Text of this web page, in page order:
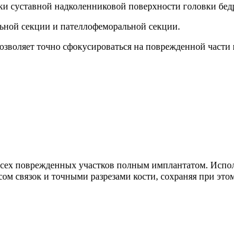
суставной надколенниковой поверхности головки
секции и пателлофеморальной секции.
точно сфокусироваться на поврежденной части
поврежденных участков полным имплантатом.
связок и точными разрезами кости, сохраняя при